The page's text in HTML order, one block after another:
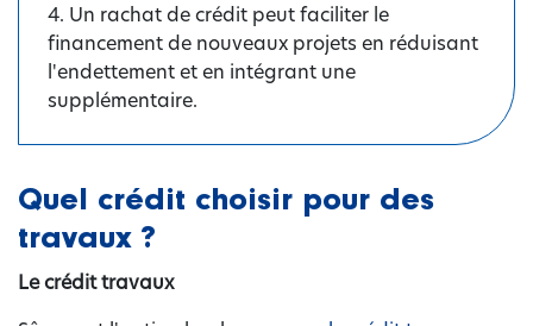
4. Un rachat de crédit peut faciliter le
financement de nouveaux projets en réduisant
l'endettement et en intégrant une
supplémentaire.
Quel crédit choisir pour des
travaux ?
Le crédit travaux